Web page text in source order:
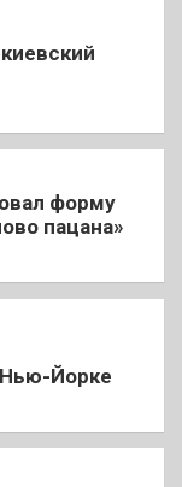
форму
пацана»
Йорке